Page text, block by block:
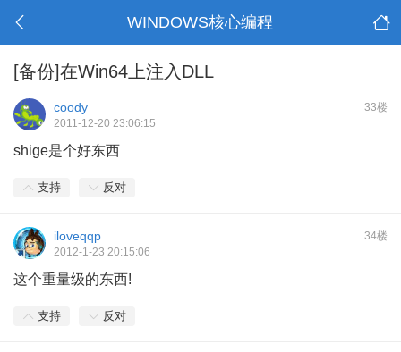
WINDOWS核心编程
[备份]在Win64上注入DLL
33楼
coody
2011-12-20 23:06:15
shige是个好东西
支持 反对
34楼
iloveqqp
2012-1-23 20:15:06
这个重量级的东西!
支持 反对